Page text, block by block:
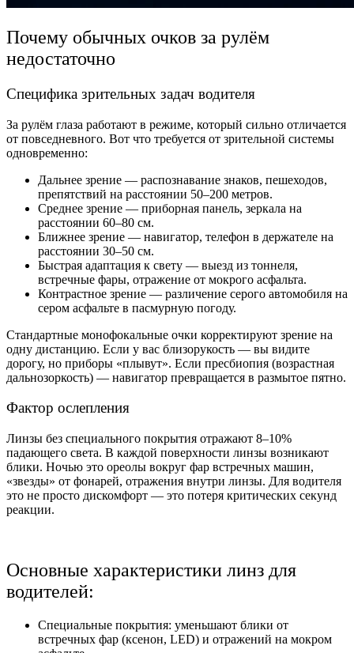
Почему обычных очков за рулём
недостаточно
Специфика зрительных задач водителя
За рулём глаза работают в режиме, который сильно отличается
от повседневного. Вот что требуется от зрительной системы
одновременно:
Дальнее зрение — распознавание знаков, пешеходов,
препятствий на расстоянии 50–200 метров.
Среднее зрение — приборная панель, зеркала на
расстоянии 60–80 см.
Ближнее зрение — навигатор, телефон в держателе на
расстоянии 30–50 см.
Быстрая адаптация к свету — выезд из тоннеля,
встречные фары, отражение от мокрого асфальта.
Контрастное зрение — различение серого автомобиля на
сером асфальте в пасмурную погоду.
Стандартные монофокальные очки корректируют зрение на
одну дистанцию. Если у вас близорукость — вы видите
дорогу, но приборы «плывут». Если пресбиопия (возрастная
дальнозоркость) — навигатор превращается в размытое пятно.
Фактор ослепления
Линзы без специального покрытия отражают 8–10%
падающего света. В каждой поверхности линзы возникают
блики. Ночью это ореолы вокруг фар встречных машин,
«звезды» от фонарей, отражения внутри линзы. Для водителя
это не просто дискомфорт — это потеря критических секунд
реакции.
Основные характеристики линз для
водителей:
Специальные покрытия: уменьшают блики от
встречных фар (ксенон, LED) и отражений на мокром